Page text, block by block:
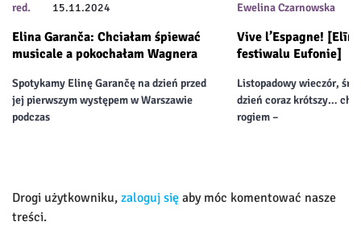
red. 15.11.2024
Elina Garanča: Chciałam śpiewać
musicale a pokochałam Wagnera
Spotykamy Elinę Garančę na dzień przed
jej pierwszym występem w Warszawie
podczas
Ewelina Czarnowska
Vive l’Espagne!
festiwalu Eufonie]
Listopadowy wieczór,
dzień coraz krótszy…
rogiem –
Drogi użytkowniku, zaloguj się aby móc komentować nasze
treści.